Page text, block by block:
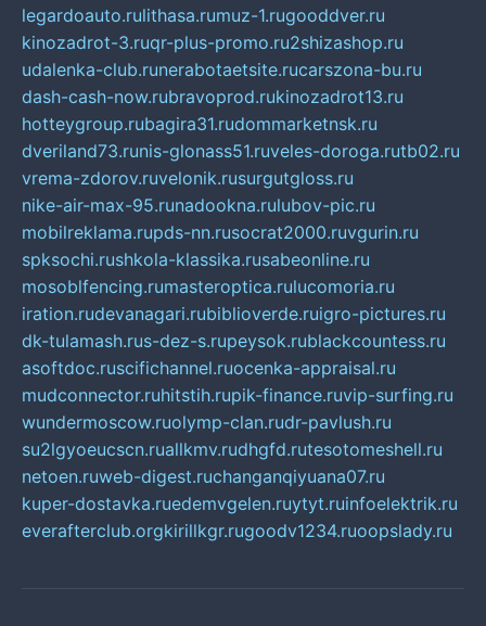
legardoauto.rulithasa.rumuz-1.rugooddver.ru
kinozadrot-3.ruqr-plus-promo.ru2shizashop.ru
udalenka-club.runerabotaetsite.rucarszona-bu.ru
dash-cash-now.rubravoprod.rukinozadrot13.ru
hotteygroup.rubagira31.rudommarketnsk.ru
dveriland73.runis-glonass51.ruveles-doroga.rutb02.ru
vrema-zdorov.ruvelonik.rusurgutgloss.ru
nike-air-max-95.runadookna.rulubov-pic.ru
mobilreklama.rupds-nn.rusocrat2000.ruvgurin.ru
spksochi.rushkola-klassika.rusabeonline.ru
mosoblfencing.rumasteroptica.rulucomoria.ru
iration.rudevanagari.rubiblioverde.ruigro-pictures.ru
dk-tulamash.rus-dez-s.rupeysok.rublackcountess.ru
asoftdoc.ruscifichannel.ruocenka-appraisal.ru
mudconnector.ruhitstih.rupik-finance.ruvip-surfing.ru
wundermoscow.ruolymp-clan.rudr-pavlush.ru
su2lgyoeucscn.ruallkmv.rudhgfd.rutesotomeshell.ru
netoen.ruweb-digest.ruchanganqiyuana07.ru
kuper-dostavka.ruedemvgelen.ruytyt.ruinfoelektrik.ru
everafterclub.orgkirillkgr.rugoodv1234.ruoopslady.ru